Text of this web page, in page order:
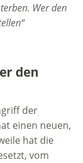
Wer den
den
der
einen neuen,
hat die
vom